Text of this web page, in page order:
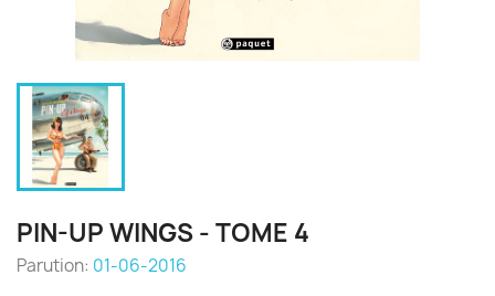
PIN-UP WINGS - TOME 4
Parution: 01-06-2016